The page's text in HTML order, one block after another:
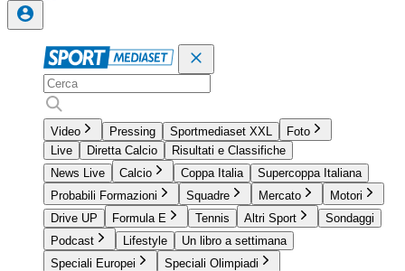
Video Pressing Sportmediaset XXL
Foto
Live
Diretta Calcio
Risultati e Classifiche
News Live
Calcio Coppa Italia
Supercoppa Italiana
Probabili Formazioni
Squadre Mercato
Motori
Drive UP
Formula E Tennis Altri Sport
Sondaggi
Podcast
Lifestyle
Un libro a settimana
Speciali Europei
Speciali Olimpiadi